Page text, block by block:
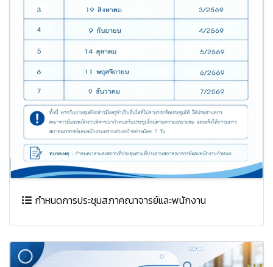
กำหนดการประชุมสภาคณาจารย์และพนักงาน